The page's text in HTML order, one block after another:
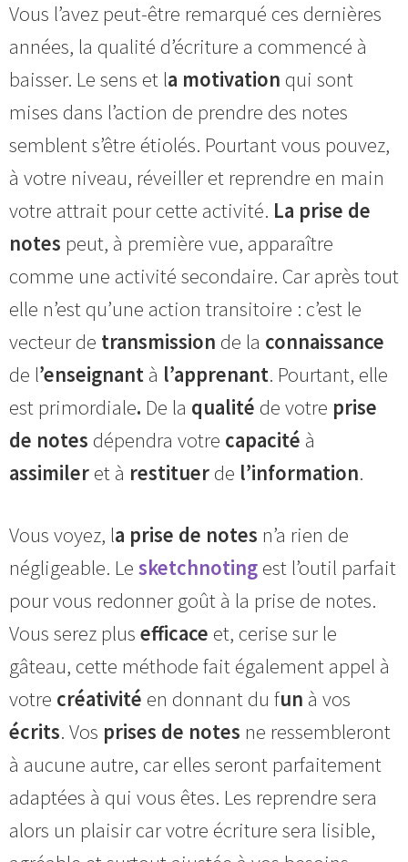
Vous l’avez peut-être remarqué ces dernières
années, la qualité d’écriture a commencé à
baisser. Le sens et la motivation qui sont
mises dans l’action de prendre des notes
semblent s’être étiolés. Pourtant vous pouvez,
à votre niveau, réveiller et reprendre en main
votre attrait pour cette activité. La prise de
notes peut, à première vue, apparaître
comme une activité secondaire. Car après tout
elle n’est qu’une action transitoire : c’est le
vecteur de transmission de la connaissance
de l’enseignant à l’apprenant. Pourtant, elle
est primordiale. De la qualité de votre prise
de notes dépendra votre capacité à
assimiler et à restituer de l’information.
Vous voyez, la prise de notes n’a rien de
négligeable. Le sketchnoting est l’outil parfait
pour vous redonner goût à la prise de notes.
Vous serez plus efficace et, cerise sur le
gâteau, cette méthode fait également appel à
votre créativité en donnant du fun à vos
écrits. Vos prises de notes ne ressembleront
à aucune autre, car elles seront parfaitement
adaptées à qui vous êtes. Les reprendre sera
alors un plaisir car votre écriture sera lisible,